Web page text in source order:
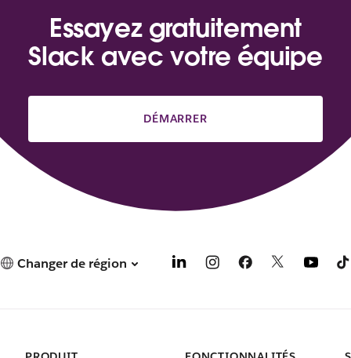
Essayez gratuitement
Slack avec votre équipe
DÉMARRER
Changer de région